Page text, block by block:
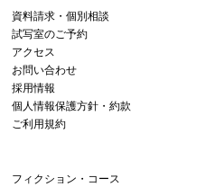
資料請求・個別相談
試写室のご予約
アクセス
お問い合わせ
採用情報
個人情報保護方針・約款
ご利用規約
フィクション・コース